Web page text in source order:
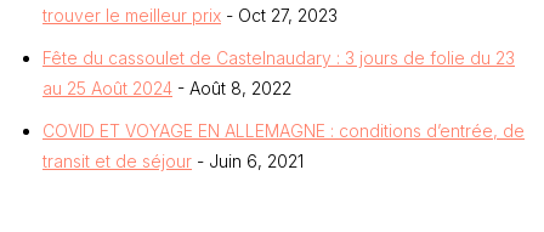
trouver le meilleur prix - Oct 27, 2023
Fête du cassoulet de Castelnaudary : 3 jours de folie du 23
au 25 Août 2024 - Août 8, 2022
COVID ET VOYAGE EN ALLEMAGNE : conditions d’entrée, de
transit et de séjour - Juin 6, 2021